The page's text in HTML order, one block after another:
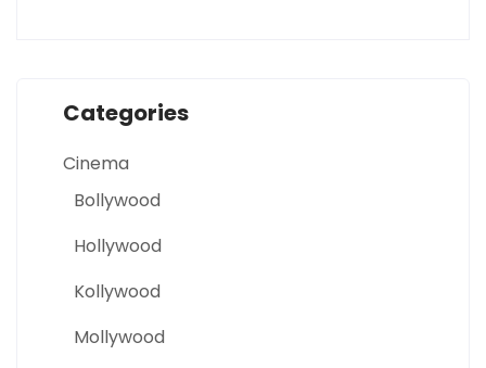
Categories
Cinema
Bollywood
Hollywood
Kollywood
Mollywood